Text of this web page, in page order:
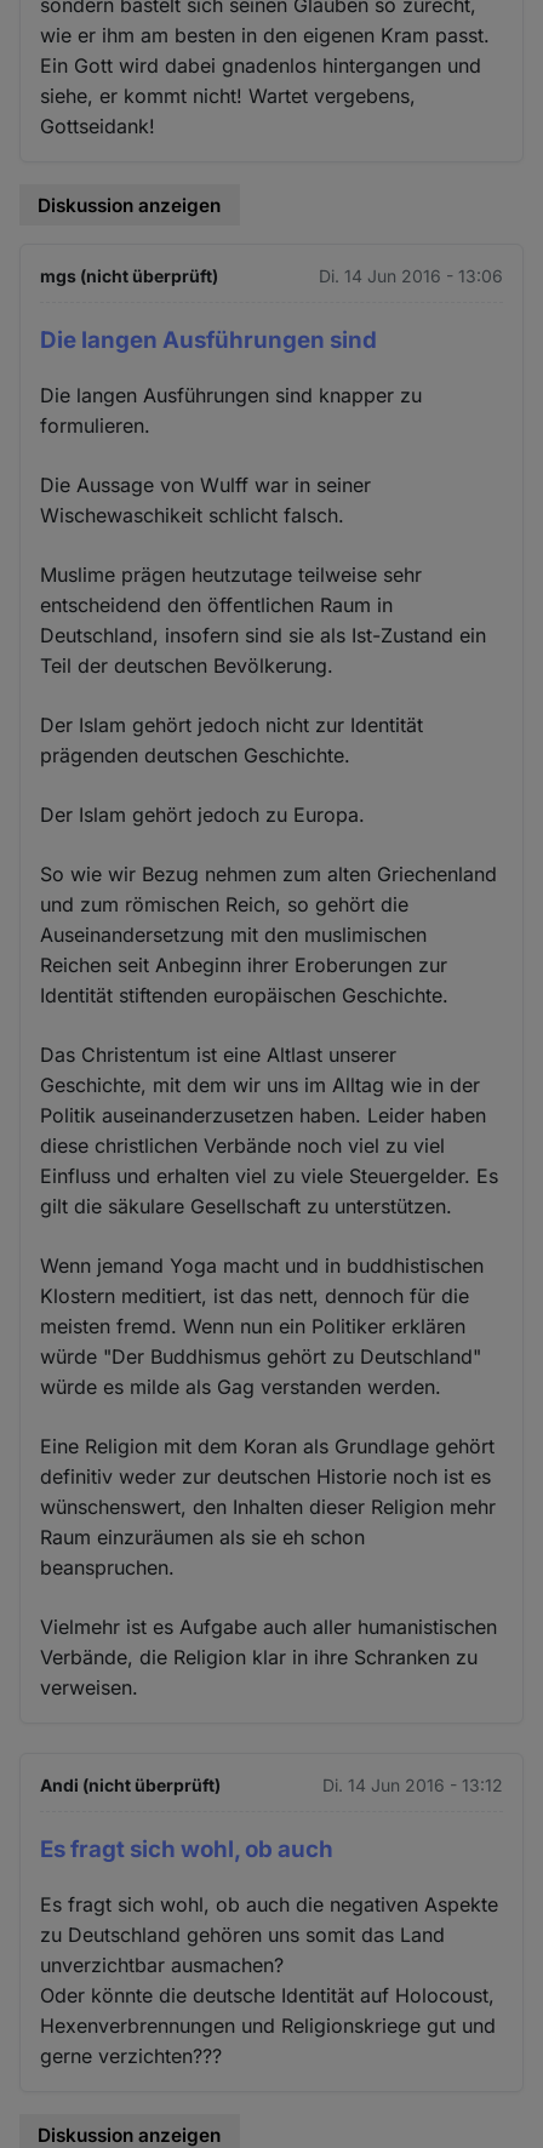
wie er ihm am besten in den eigenen Kram passt.
Ein Gott wird dabei gnadenlos hintergangen und
siehe, er kommt nicht! Wartet vergebens,
Gottseidank!
Diskussion anzeigen
mgs (nicht überprüft) Di. 14 Jun 2016 - 13:06
Die langen Ausführungen sind
Die langen Ausführungen sind knapper zu
formulieren.
Die Aussage von Wulff war in seiner
Wischewaschikeit schlicht falsch.
Muslime prägen heutzutage teilweise sehr
entscheidend den öffentlichen Raum in
Deutschland, insofern sind sie als Ist-Zustand ein
Teil der deutschen Bevölkerung.
Der Islam gehört jedoch nicht zur Identität
prägenden deutschen Geschichte.
Der Islam gehört jedoch zu Europa.
So wie wir Bezug nehmen zum alten Griechenland
und zum römischen Reich, so gehört die
Auseinandersetzung mit den muslimischen
Reichen seit Anbeginn ihrer Eroberungen zur
Identität stiftenden europäischen Geschichte.
Das Christentum ist eine Altlast unserer
Geschichte, mit dem wir uns im Alltag wie in der
Politik auseinanderzusetzen haben. Leider haben
diese christlichen Verbände noch viel zu viel
Einfluss und erhalten viel zu viele Steuergelder. Es
gilt die säkulare Gesellschaft zu unterstützen.
Wenn jemand Yoga macht und in buddhistischen
Klostern meditiert, ist das nett, dennoch für die
meisten fremd. Wenn nun ein Politiker erklären
würde "Der Buddhismus gehört zu Deutschland"
würde es milde als Gag verstanden werden.
Eine Religion mit dem Koran als Grundlage gehört
definitiv weder zur deutschen Historie noch ist es
wünschenswert, den Inhalten dieser Religion mehr
Raum einzuräumen als sie eh schon
beanspruchen.
Vielmehr ist es Aufgabe auch aller humanistischen
Verbände, die Religion klar in ihre Schranken zu
verweisen.
Andi (nicht überprüft) Di. 14 Jun 2016 - 13:12
Es fragt sich wohl, ob auch
Es fragt sich wohl, ob auch die negativen Aspekte
zu Deutschland gehören uns somit das Land
unverzichtbar ausmachen?
Oder könnte die deutsche Identität auf Holocoust,
Hexenverbrennungen und Religionskriege gut und
gerne verzichten???
Diskussion anzeigen